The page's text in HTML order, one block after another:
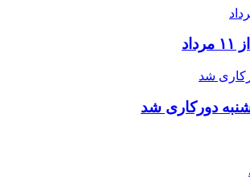
دورکاری شد